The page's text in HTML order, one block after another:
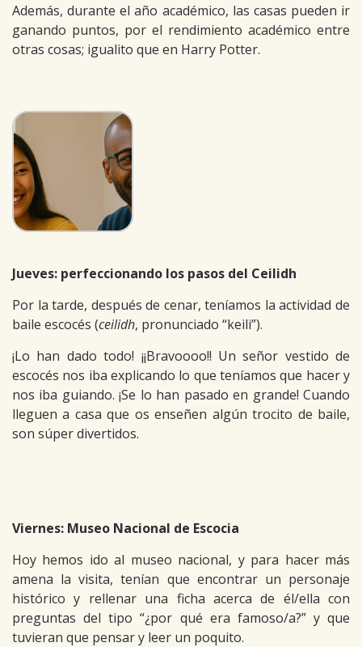
Además, durante el año académico, las casas pueden ir
ganando puntos, por el rendimiento académico entre
otras cosas; igualito que en Harry Potter.
Jueves: perfeccionando los pasos del Ceilidh
Por la tarde, después de cenar, teníamos la actividad de
baile escocés (ceilidh, pronunciado “keili”).
¡Lo han dado todo! ¡¡Bravoooo!! Un señor vestido de
escocés nos iba explicando lo que teníamos que hacer y
nos iba guiando. ¡Se lo han pasado en grande! Cuando
lleguen a casa que os enseñen algún trocito de baile,
son súper divertidos.
Viernes: Museo Nacional de Escocia
Hoy hemos ido al museo nacional, y para hacer más
amena la visita, tenían que encontrar un personaje
histórico y rellenar una ficha acerca de él/ella con
preguntas del tipo “¿por qué era famoso/a?” y que
tuvieran que pensar y leer un poquito.